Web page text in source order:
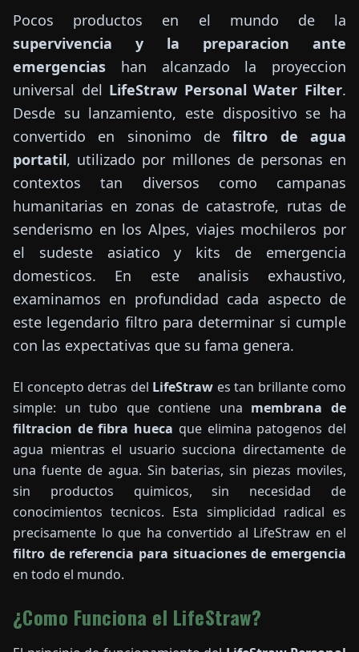
Pocos productos en el mundo de la
supervivencia y la preparacion ante
emergencias han alcanzado la proyeccion
universal del LifeStraw Personal Water Filter.
Desde su lanzamiento, este dispositivo se ha
convertido en sinonimo defiltro de agua
portatil, utilizado por millones de personas en
contextos tan diversos como campanas
humanitarias en zonas de catastrofe, rutas de
senderismo en los Alpes, viajes mochileros por
el sudeste asiatico y kits de emergencia
domesticos. En este analisis exhaustivo,
examinamos en profundidad cada aspecto de
este legendario filtro para determinar si cumple
con las expectativas que su fama genera.
El concepto detras del LifeStraw es tan brillante como
simple: un tubo que contiene una membrana de
filtracion de fibra hueca que elimina patogenos del
agua mientras el usuario succiona directamente de
una fuente de agua. Sin baterias, sin piezas moviles,
sin productos quimicos, sin necesidad de
conocimientos tecnicos. Esta simplicidad radical es
precisamente lo que ha convertido al LifeStraw en el
filtro de referencia para situaciones de emergencia
en todo el mundo.
¿Como Funciona el LifeStraw?